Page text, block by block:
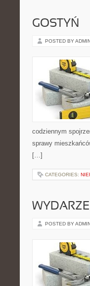
GOSTYŃ
POSTED BY
codziennym
sprawy
[…]
CATEGORIES:
POSTED BY